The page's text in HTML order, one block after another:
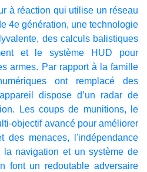
à réaction qui utilise un réseau
4e génération, une technologie
des calculs balistiques
et le système HUD pour
armes. Par rapport à la famille
ont remplacé des
dispose d’un radar de
Les coups de munitions, le
objectif avancé pour améliorer
des menaces, l'indépendance
navigation et un système de
font un redoutable adversaire